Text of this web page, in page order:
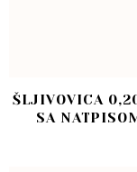
ŠLJIVOVICA
SA